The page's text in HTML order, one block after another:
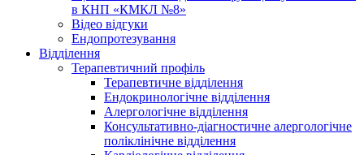
в КНП «КМКЛ №8»
Відео відгуки
Ендопротезування
Відділення
Терапевтичний профіль
Терапевтичне відділення
Ендокринологічне відділення
Алергологічне відділення
Консультативно-діагностичне алергологічне
поліклінічне відділення